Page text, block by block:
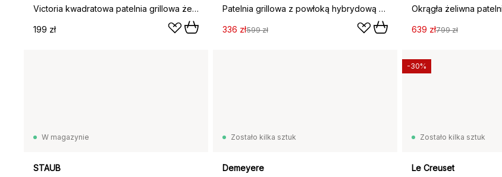
Victoria kwadratowa patelnia grillowa żeliwna, pre-seasoned, 44,1x28,4 cm
199 zł
Patelnia grillowa z powłoką hybrydową Hâws Santo 28 cm, Srebrny
336 zł599 zł 639 zł799 zł
W magazynie
STAUB
Zostało kilka sztuk
Demeyere
Zostało kilka sztuk
Le Creuset
-30%